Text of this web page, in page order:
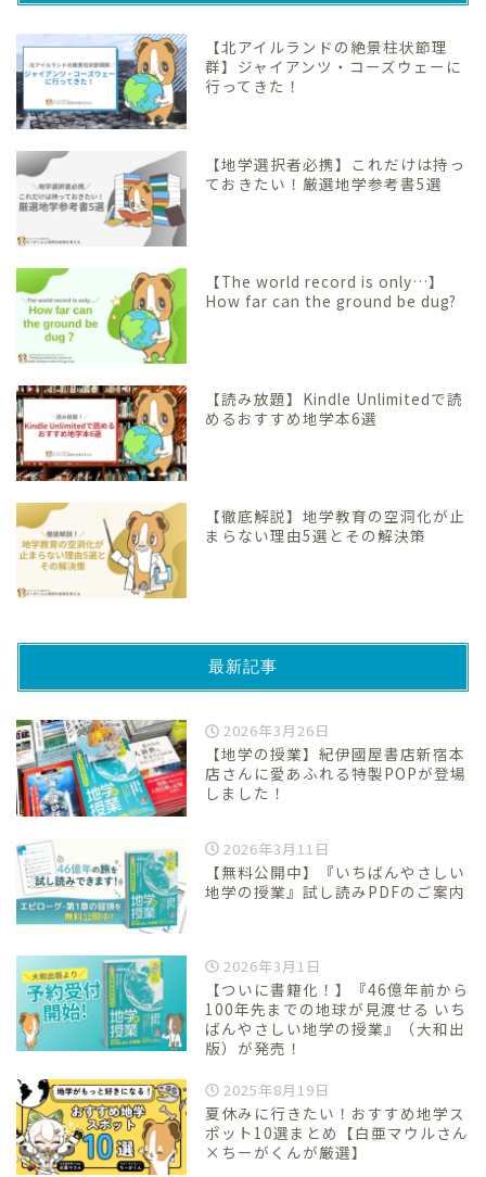
【北アイルランドの絶景柱状節理
群】ジャイアンツ・コーズウェーに
行ってきた！
【地学選択者必携】これだけは持っ
ておきたい！厳選地学参考書5選
【The world record is only…】
How far can the ground be dug?
【読み放題】Kindle Unlimitedで読
めるおすすめ地学本6選
【徹底解説】地学教育の空洞化が止
まらない理由5選とその解決策
最新記事
2026年3月26日
【地学の授業】紀伊國屋書店新宿本
店さんに愛あふれる特製POPが登場
しました！
2026年3月11日
【無料公開中】『いちばんやさしい
地学の授業』試し読みPDFのご案内
2026年3月1日
【ついに書籍化！】『46億年前から
100年先までの地球が見渡せる いち
ばんやさしい地学の授業』（大和出
版）が発売！
2025年8月19日
夏休みに行きたい！おすすめ地学ス
ポット10選まとめ【白亜マウルさん
×ちーがくんが厳選】